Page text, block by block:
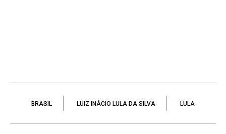
BRASIL LUIZ INÁCIO LULA DA SILVA LULA